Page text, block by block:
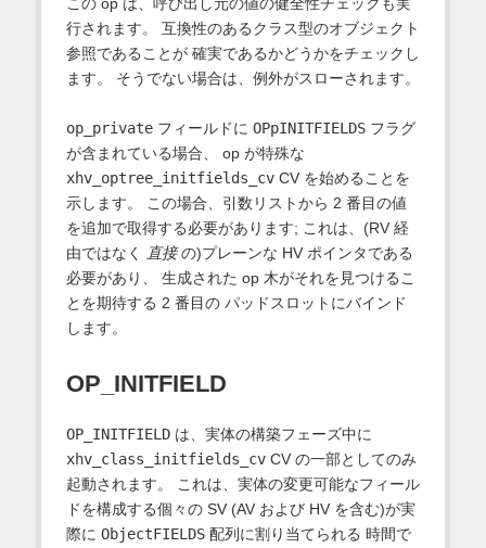
この op は、呼び出し元の値の健全性チェックも実
行されます。 互換性のあるクラス型のオブジェクト
参照であることが 確実であるかどうかをチェックし
ます。 そうでない場合は、例外がスローされます。
op_privateフィールドに OPpINITFIELDSフラグ
が含まれている場合、 op が特殊な
xhv_optree_initfields_cvCV を始めることを
示します。 この場合、引数リストから 2 番目の値
を追加で取得する必要があります; これは、(RV 経
由ではなく
直接の)プレーンな HV ポインタである
必要があり、 生成された op 木がそれを見つけるこ
とを期待する 2 番目の パッドスロットにバインド
します。
OP_INITFIELD
OP_INITFIELDは、実体の構築フェーズ中に
xhv_class_initfields_cvCV の一部としてのみ
起動されます。 これは、実体の変更可能なフィール
ドを構成する個々の SV (AV および HV を含む)が実
際に ObjectFIELDS配列に割り当てられる 時間で